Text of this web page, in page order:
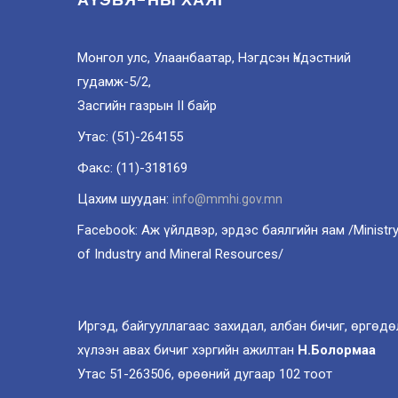
Монгол улс, Улаанбаатар, Нэгдсэн Үндэстний
гудамж-5/2,
Засгийн газрын II байр
Утас: (51)-264155
Факс: (11)-318169
Цахим шуудан: info@mmhi.gov.mn
Facebook: Аж үйлдвэр, эрдэс баялгийн яам /Ministry
of Industry and Mineral Resources/
Иргэд, байгууллагаас захидал, албан бичиг,
хүлээн авах бичиг хэргийн ажилтан Н.Болормаа
Утас 51-263506, өрөөний дугаар 102 тоот